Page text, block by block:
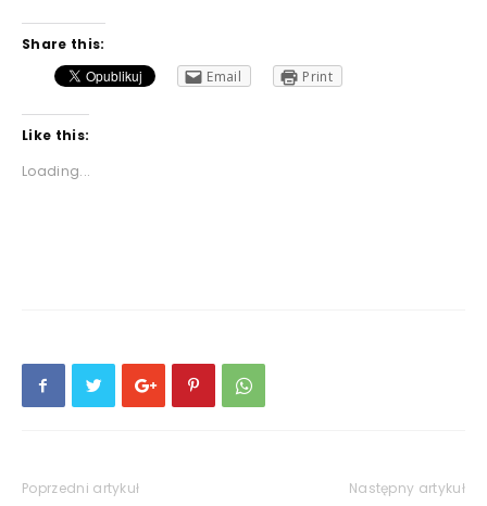
Share this:
Email
Print
Like this:
Loading...
Poprzedni artykuł Następny artykuł